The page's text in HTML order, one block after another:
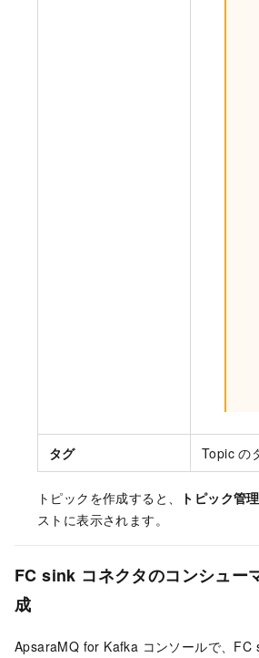
タグ Topic の
トピックを作成すると、 トピック管理
ストに表示されます。
FC sink コネクタのコンシュー
成
ApsaraMQ for Kafka コンソールで、FC